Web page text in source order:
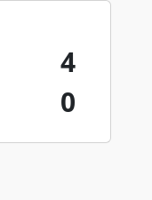
4
0